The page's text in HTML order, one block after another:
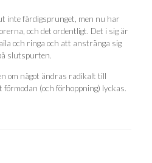
inte färdigsprunget, men nu har
och det ordentligt. Det i sig är
och ringa och att anstränga sig
slutspurten.
om något ändras radikalt till
förmodan (och förhoppning) lyckas.